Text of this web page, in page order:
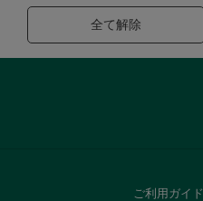
全て解除
ご利用ガイド